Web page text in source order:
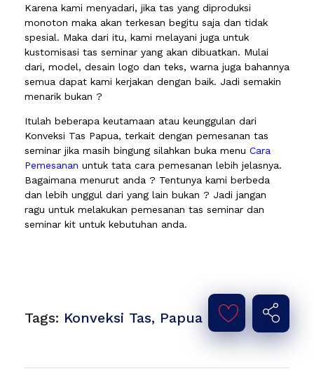
Karena kami menyadari, jika tas yang diproduksi
monoton maka akan terkesan begitu saja dan tidak
spesial. Maka dari itu, kami melayani juga untuk
kustomisasi tas seminar yang akan dibuatkan. Mulai
dari, model, desain logo dan teks, warna juga bahannya
semua dapat kami kerjakan dengan baik. Jadi semakin
menarik bukan ?
Itulah beberapa keutamaan atau keunggulan dari
Konveksi Tas Papua, terkait dengan pemesanan tas
seminar jika masih bingung silahkan buka menu Cara
Pemesanan untuk tata cara pemesanan lebih jelasnya.
Bagaimana menurut anda ? Tentunya kami berbeda
dan lebih unggul dari yang lain bukan ? Jadi jangan
ragu untuk melakukan pemesanan tas seminar dan
seminar kit untuk kebutuhan anda.
Tags: Konveksi Tas, Papua